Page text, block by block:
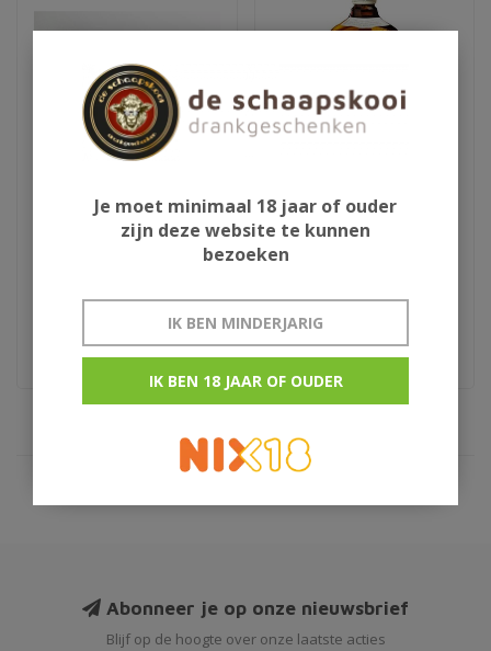
Vliegtuig met whisky
€81,95
Ballantine's
€21,95
Blend
Abonneer je op onze nieuwsbrief
Blijf op de hoogte over onze laatste acties
Je moet minimaal 18 jaar of ouder
zijn deze website te kunnen
bezoeken
IK BEN MINDERJARIG
IK BEN 18 JAAR OF OUDER